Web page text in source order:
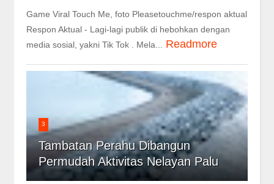
Game Viral Touch Me, foto Pleasetouchme/respon aktual
Respon Aktual - Lagi-lagi publik di hebohkan dengan
media sosial, yakni Tik Tok . Mela...
Readmore
3
Tambatan Perahu Dibangun
Permudah Aktivitas Nelayan Palu